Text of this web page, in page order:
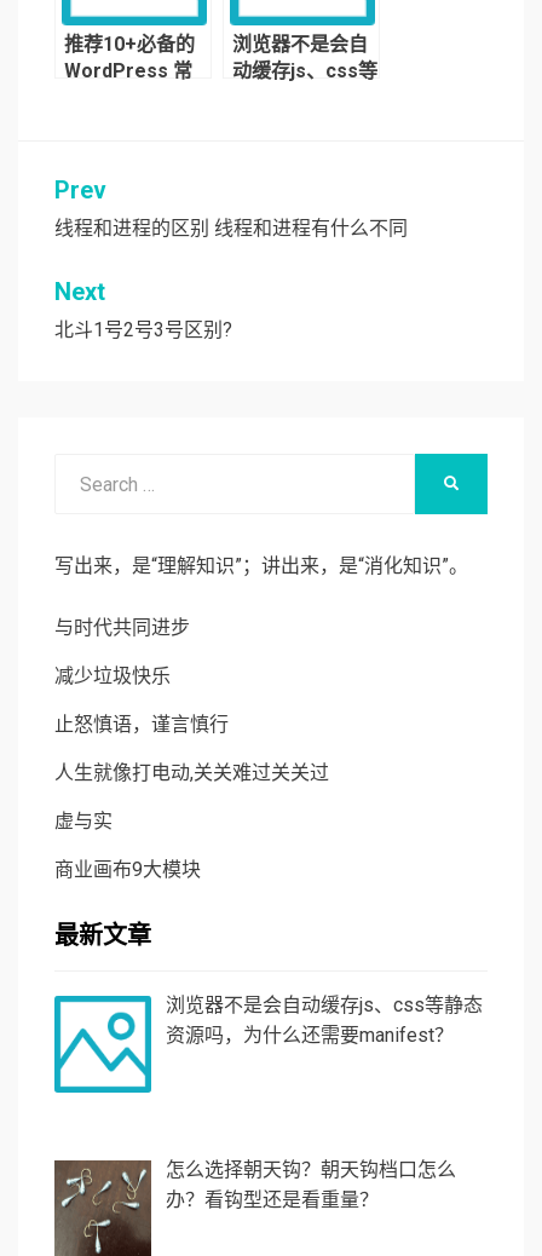
推荐10+必备的
WordPress 常
浏览器不是会自
动缓存js、css等
文
章
导
航
Prev
线程和进程的区别 线程和进程有什么不同
Next
北斗1号2号3号区别?
写出来，是“理解知识”；讲出来，是“消化知识”。
与时代共同进步
减少垃圾快乐
止怒慎语，谨言慎行
人生就像打电动,关关难过关关过
虚与实
商业画布9大模块
最新文章
浏览器不是会自动缓存js、css等静态
资源吗，为什么还需要manifest？
怎么选择朝天钩？朝天钩档口怎么
办？看钩型还是看重量？